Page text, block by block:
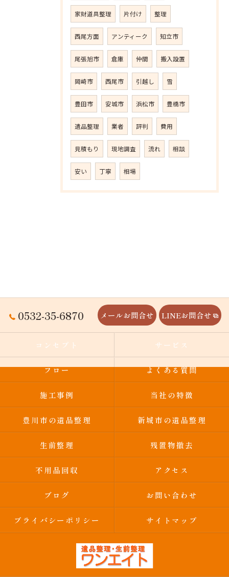
家財道具整理 片付け 整理
西尾方面 アンティーク 知立市
尾張旭市 倉庫 仲間 搬入設置
岡崎市 西尾市 引越し 雪
豊田市 安城市 浜松市 豊橋市
遺品整理 業者 評判 費用
見積もり 現地調査 流れ 相談
安い 丁寧 相場
0532-35-6870 メールお問合せ LINEお問合せ
コンセプト サービス
フロー よくある質問
施工事例 当社の特徴
豊川市の遺品整理 新城市の遺品整理
生前整理 残置物撤去
不用品回収 アクセス
ブログ お問い合わせ
プライバシーポリシー サイトマップ